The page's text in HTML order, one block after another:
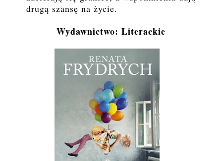
drugą szansę na życie.
Wydawnictwo: Literackie